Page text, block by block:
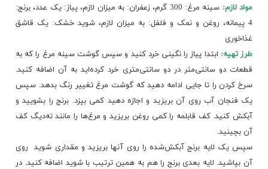
مواد لازم:
سینه مرغ: 300 گرم، زعفران: به میزان لازم، پیاز: یک عدد، برنج:
4 پیمانه، روغن​ و نمک و فلفل: به میزان لازم، شوید خشک: یک قاشق
غذاخوری
طرز تهیه: ابتدا پیاز را نگینی خرد کنید و سپس گوشت سینه مرغ را که به
قطعات دو سانتی‌متر در دو سانتی‌متری خرد کرده‌اید به آن اضافه کنید.
سرخ کردن را تا جایی ادامه دهید که گوشت مرغ تغییر رنگ بدهد. سپس
یک فنجان آب روی آن بریزید و اجازه دهید کمی بپزد. برنج را بشویید و
آبکش کنید. کف قابلمه را کمی روغن بریزید و مرغ‌ها را مانند ته‌دیگ کف
آن بچینید.
سپس یک لایه برنج آبکش‌شده را روی آنها بریزید و مقداری شوید ​ روی
آن بپاشید. لایه بعدی برنج را هم به همین ترتیب با شوید اضافه کنید. در